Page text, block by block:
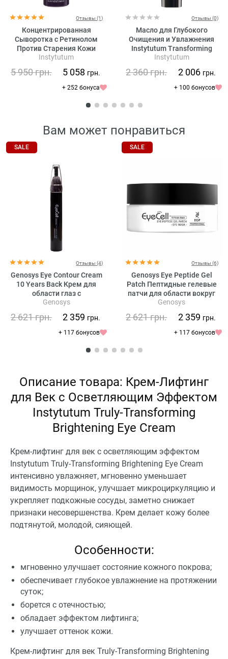
Отзывы (1)
Концентрированная
Сыворотка с Ретинолом
Против Старения Кожи
Instytutum A-Superpacked X-
Instytutum
5 950грн. 5 058 грн.
+ 252 бонуса
Отзывы (0)
Масло для Глубокого
Очищения и Увлажнения
Instytutum Transforming
Melting Cleanser
Instytutum
2 360грн. 2 006 грн.
+ 100 бонусов
Вам может понравиться
SALE
Отзывы (4)
Genosys Eye Contour Cream
10 Years Back Крем для
области глаз с
растительными стволовыми
Genosys
2 621грн. 2 359 грн.
+ 117 бонусов
SALE
Отзывы (6)
Genosys Eye Peptide Gel
Patch Пептидные гелевые
патчи для области вокруг
глаз
Genosys
2 621грн. 2 359 грн.
+ 117 бонусов
Описание товара: Крем-Лифтинг
для Век с Осветляющим Эффектом
Instytutum Truly-Transforming
Brightening Eye Cream
Крем-лифтинг для век с осветляющим эффектом
Instytutum Truly-Transforming Brightening Eye Cream
интенсивно увлажняет, мгновенно уменьшает
видимость морщинок, улучшает микроциркуляцию и
укрепляет подкожные сосуды, заметно снижает
признаки несовершенства. Крем делает кожу более
подтянутой, молодой, сияющей.
Особенности:
мгновенно улучшает состояние кожного покрова;
обеспечивает глубокое увлажнение на протяжении
суток;
борется с отечностью;
обладает эффектом лифтинга;
улучшает оттенок кожи.
Крем-лифтинг для век Truly-Transforming Brightening